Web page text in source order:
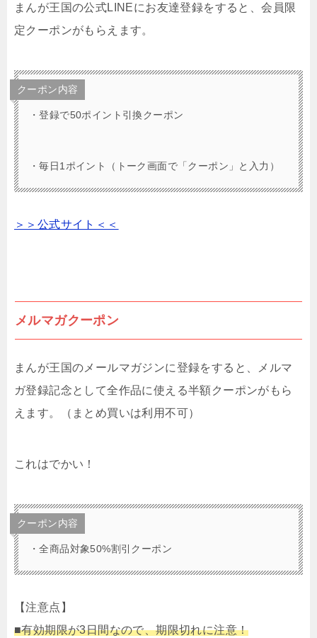
まんが王国の公式LINEにお友達登録をすると、会員限
定クーポンがもらえます。
クーポン内容
・登録で50ポイント引換クーポン
・毎日1ポイント（トーク画面で「クーポン」と入力）
＞＞公式サイト＜＜
メルマガクーポン
まんが王国のメールマガジンに登録をすると、メルマ
ガ登録記念として全作品に使える半額クーポンがもら
えます。（まとめ買いは利用不可）
これはでかい！
クーポン内容
・全商品対象50%割引クーポン
【注意点】
■有効期限が3日間なので、期限切れに注意！